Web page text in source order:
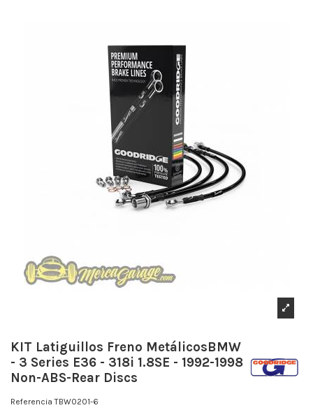
KIT Latiguillos Freno MetálicosBMW
- 3 Series E36 - 318i 1.8SE - 1992-1998
Non-ABS-Rear Discs
Referencia TBW0201-6